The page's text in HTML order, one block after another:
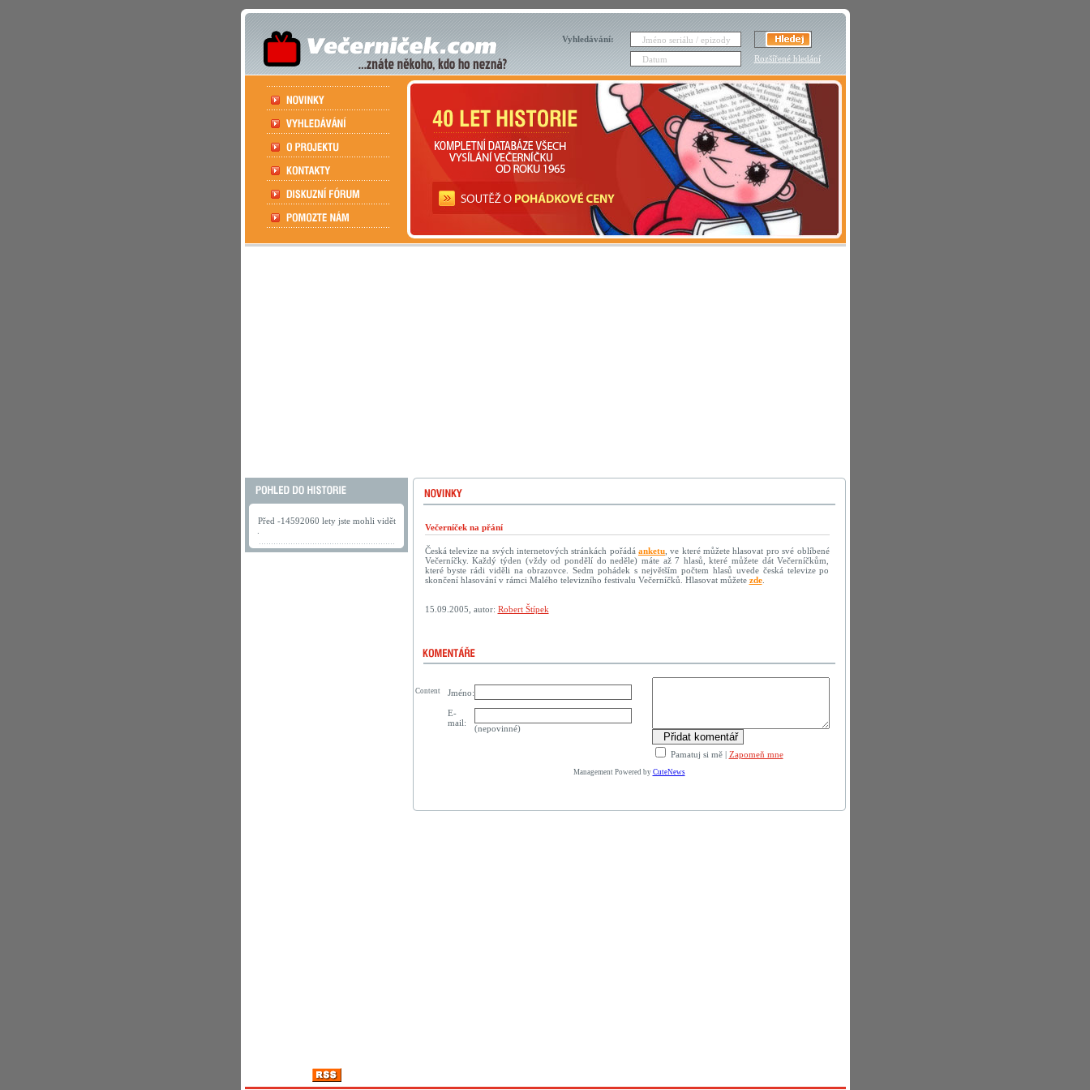
Vyhledávání:
Rozšířené hledání
Před -14592060 lety jste mohli vidět
Večerníček na přání
Česká televize na svých internetových stránkách pořádá anketu , ve které můžete hlasovat pro své oblíbené
Večerníčky. Každý týden (vždy od pondělí do neděle) máte až 7 hlasů, které můžete dát Večerníčkům,
které byste rádi viděli na obrazovce. Sedm pohádek s největším počtem hlasů uvede česká televize po
skončení hlasování v rámci Malého televizního festivalu Večerníčků. Hlasovat můžete zde.
15.09.2005, autor: Robert Štípek
Jméno:
Pamatuj si mě| Zapomeň mne
E-
mail:
(nepovinné)
Content
Management Powered by CuteNews